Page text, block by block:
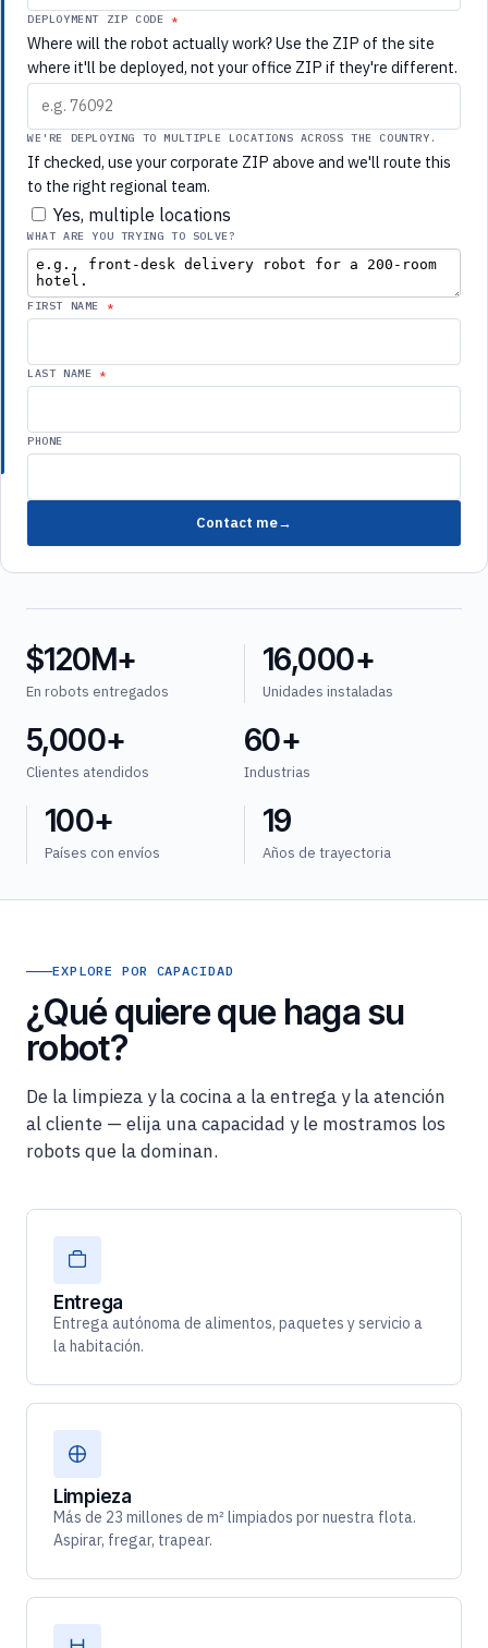
DEPLOYMENT ZIP CODE
Where will the robot actually work? Use the ZIP of the site
where it'll be deployed, not your office ZIP if they're different.
WE'RE DEPLOYING TO MULTIPLE LOCATIONS ACROSS THE COUNTRY.
If checked, use your corporate ZIP above and we'll route this
to the right regional team.
Yes, multiple locations
WHAT ARE YOU TRYING TO SOLVE?
FIRST NAME
LAST NAME
PHONE
Contact me
$120M+
En robots entregados
16,000+
Unidades instaladas
5,000+
Clientes atendidos
60+
Industrias
100+
Países con envíos
19
Años de trayectoria
EXPLORE POR CAPACIDAD
¿Qué quiere que haga su
robot?
De la limpieza y la cocina a la entrega y la atención
al cliente — elija una capacidad y le mostramos los
robots que la dominan.
Entrega
Entrega autónoma de alimentos, paquetes y servicio a
la habitación.
Limpieza
Más de 23 millones de m² limpiados por nuestra flota.
Aspirar, fregar, trapear.